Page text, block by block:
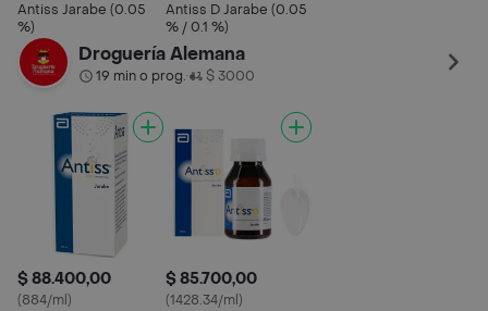
Antiss Jarabe (0.05
%)
Antiss D Jarabe (0.05
% / 0.1 %)
Droguería Alemana
19 min o prog.• $ 3000
$ 88.400,00
(884/ml)
$ 85.700,00
(1428.34/ml)